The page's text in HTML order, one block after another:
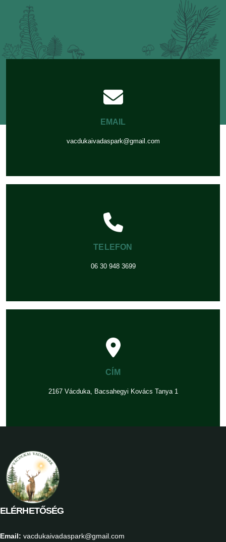
EMAIL
vacdukaivadaspark@gmail.com
TELEFON
06 30 948 3699
CÍM
2167 Vácduka, Bacsahegyi Kovács Tanya 1
ELÉRHETŐSÉG
Email: vacdukaivadaspark@gmail.com